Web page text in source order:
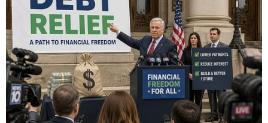
Theo dõi VietnamPlus
TIN CÙNG CHUYÊN MỤC